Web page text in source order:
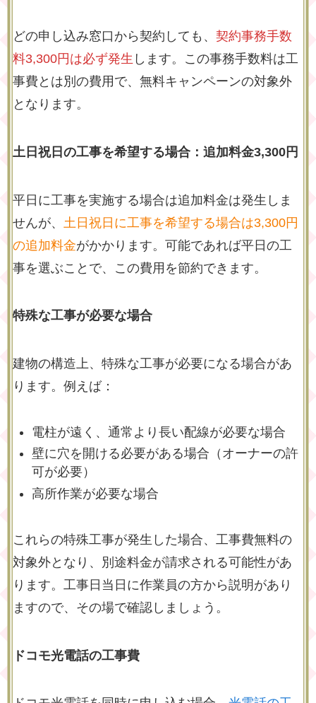
どの申し込み窓口から契約しても、 契約事務手数
料3,300円は必ず発生 します。この事務手数料は工
事費とは別の費用で、無料キャンペーンの対象外
となります。
土日祝日の工事を希望する場合：追加料金3,300円
平日に工事を実施する場合は追加料金は発生しま
せんが、
土日祝日に工事を希望する場合は3,300円
の追加料金がかかります。可能であれば平日の工
事を選ぶことで、この費用を節約できます。
特殊な工事が必要な場合
建物の構造上、特殊な工事が必要になる場合があ
ります。例えば：
電柱が遠く、通常より長い配線が必要な場合
壁に穴を開ける必要がある場合（オーナーの許
可が必要）
高所作業が必要な場合
これらの特殊工事が発生した場合、工事費無料の
対象外となり、別途料金が請求される可能性があ
ります。工事日当日に作業員の方から説明があり
ますので、その場で確認しましょう。
ドコモ光電話の工事費